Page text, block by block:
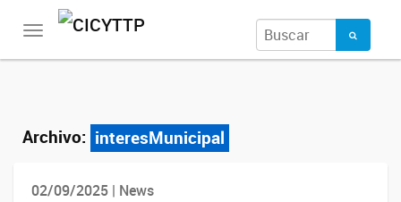
Toggle
Archivo: interesMunicipal
02/09/2025 | News